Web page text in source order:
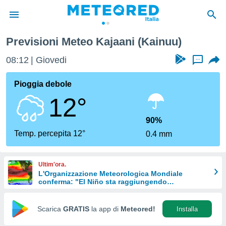
di
per
le
di
Web
Previsioni Meteo Kajaani (Kainuu)
08:12 Giovedi ...
Pioggia debole
12°
Temp. percepita 12°
90%
0.4 mm
Ultim'ora.
L'Organizzazione Meteorologica Mondiale
conferma: "El Niño sta raggiungendo
Scarica GRATIS la app di Meteored! Installa